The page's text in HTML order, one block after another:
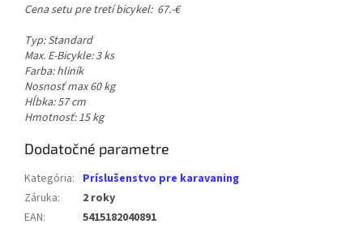
Cena setu pre tretí bicykel: 67.-€
Typ: Standard
Max. E-Bicykle: 3 ks
Farba: hliník
Nosnosťmax 60 kg
Hĺbka: 57 cm
Hmotnosť: 15 kg
Dodatočné parametre
Kategória: Príslušenstvo pre karavaning
Záruka:
2 roky
EAN: 5415182040891